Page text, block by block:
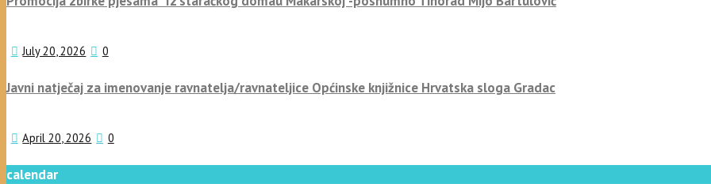
July 20, 2026 0
Javni natječaj za imenovanje ravnatelja/ravnateljice Općinske knjižnice Hrvatska sloga Gradac
April 20, 2026 0
calendar